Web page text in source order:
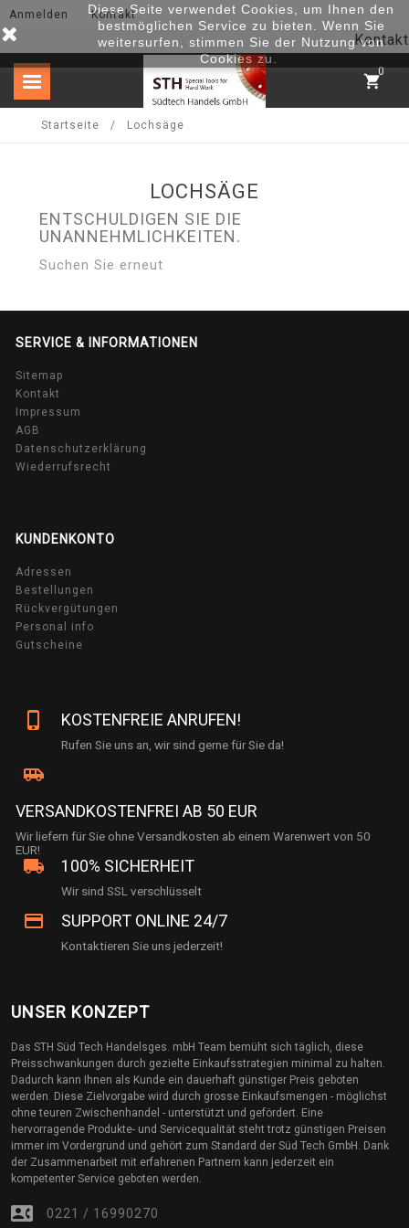
Diese Seite verwendet Cookies, um Ihnen den
bestmöglichen Service zu bieten. Wenn Sie
weitersurfen, stimmen Sie der Nutzung von
Cookies zu.
Anmelden Kontakt
Kontakt
shopping_cart
0
Startseite Lochsäge
LOCHSÄGE
ENTSCHULDIGEN SIE DIE
UNANNEHMLICHKEITEN.
Suchen Sie erneut
SERVICE & INFORMATIONEN
Sitemap
Kontakt
Impressum
AGB
Datenschutzerklärung
Wiederrufsrecht
KUNDENKONTO
Adressen
Bestellungen
Rückvergütungen
Personal info
Gutscheine
phone_iphone KOSTENFREIE ANRUFEN!
Rufen Sie uns an, wir sind gerne für Sie da!
airport_shuttle
VERSANDKOSTENFREI AB 50 EUR
Wir liefern für Sie ohne Versandkosten ab einem Warenwert von 50
EUR!
local_shipping 100% SICHERHEIT
Wir sind SSL verschlüsselt
credit_card SUPPORT ONLINE 24/7
Kontaktieren Sie uns jederzeit!
UNSER KONZEPT
Das STH Süd Tech Handelsges. mbH Team bemüht sich täglich, diese
Preisschwankungen durch gezielte Einkaufsstrategien minimal zu halten.
Dadurch kann Ihnen als Kunde ein dauerhaft günstiger Preis geboten
werden. Diese Zielvorgabe wird durch grosse Einkaufsmengen - möglichst
ohne teuren Zwischenhandel - unterstützt und gefördert. Eine
hervorragende Produkte- und Servicequalität steht trotz günstigen Preisen
immer im Vordergrund und gehört zum Standard der Süd Tech GmbH. Dank
der Zusammenarbeit mit erfahrenen Partnern kann jederzeit ein
kompetenter Service geboten werden.
contact_phone 0221 / 16990270